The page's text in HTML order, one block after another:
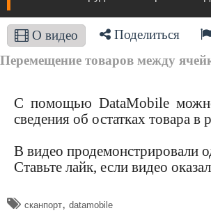
О видео Поделиться
Перемещение товаров между
С помощью DataMobile можно
сведения об остатках товара в
В видео продемонстрировали
Ставьте лайк, если видео
сканпорт, datamobile